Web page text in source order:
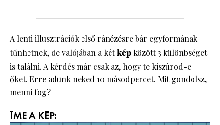
A lenti illusztrációk első ránézésre bár egyformának
tűnhetnek, de valójában a kétkép között 3 különbséget
is találni. A kérdés már csak az, hogy te kiszúrod-e
őket. Erre adunk neked 10 másodpercet. Mit gondolsz,
menni fog?
ÍME A KÉP: